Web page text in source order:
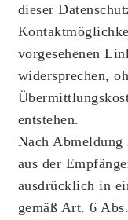
dieser
vorgesehenen
widersprechen,
entstehen.
Nach
aus der
ausdrücklich in
gemäß Art. 6